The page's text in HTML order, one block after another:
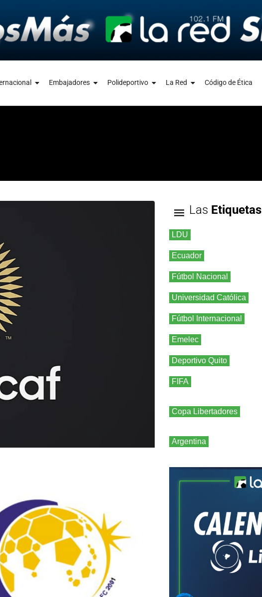
Embajadores Polideportivo La Red Código de Ética
Las Etiquetas
LDU
Ecuador
Fútbol Nacional
Universidad Católica
Fútbol Internacional
Emelec
Deportivo Quito
FIFA
Copa Libertadores
Argentina